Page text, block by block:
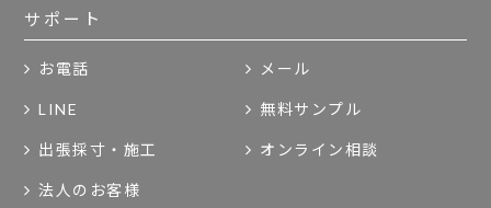
サポート
お電話 メール
LINE 無料サンプル
出張採寸・施工 オンライン相談
法人のお客様